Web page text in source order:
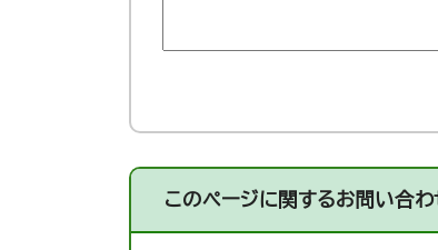
このページに関するお問い合わ